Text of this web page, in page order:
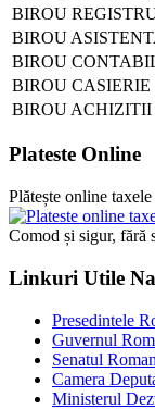
BIROU
BIROU
BIROU
BIROU CASIERIE
BIROU ACHIZITII
Plateste Online
Plătește online
Comod și sigur, fără
Linkuri Utile
Presedintele
Guvernul
Senatul
Camera
Ministerul